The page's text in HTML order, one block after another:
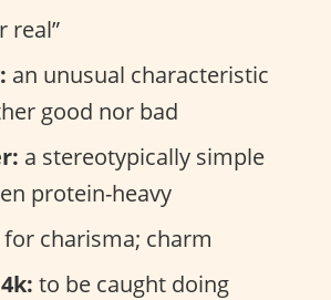
real”
an unusual characteristic
good nor bad
a stereotypically simple
protein-heavy
charisma; charm
to be caught doing